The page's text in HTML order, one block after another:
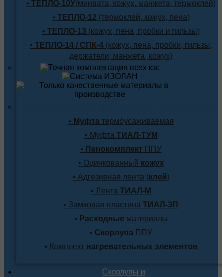
• ТЕПЛО-10У(минвата, кожух, манжета, термоклей)
• ТЕПЛО-12 (термоклей, кожух, пена)
• ТЕПЛО-13 (кожух, пена, пробки и гильзы)
• ТЕПЛО-14 / СПК-4 (кожух, пена, пробки, гильзы,
держатели, манжета, кожух)
• Муфтатермоусаживаемая
• Муфта ТИАЛ-ТУМ
• Пенокомплект ППУ
• Оцинкованный кожух
• Адгезивная лента (клей)
• Лента ТИАЛ-М
• Замковая пластина ТИАЛ-ЗП
• Расходные материалы
• Скорлупа ППУ
• Комплектнагревательных элементов
Скорлупы и